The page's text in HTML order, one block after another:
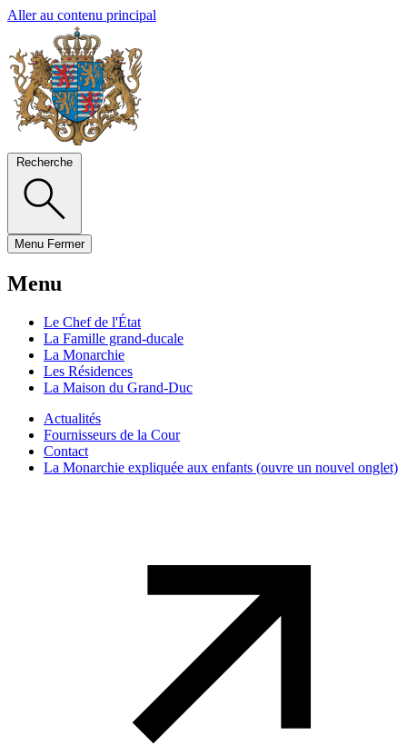
Aller au contenu principal
Recherche
Menu Fermer
Menu
Le Chef de l'État
La Famille grand-ducale
La Monarchie
Les Résidences
La Maison du Grand-Duc
Actualités
Fournisseurs de la Cour
Contact
La Monarchie expliquée aux enfants (ouvre un nouvel onglet)